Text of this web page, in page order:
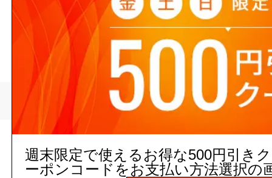
サトーサービ
トップページ > サトーサービス
現在の店舗受注状
週末限定で使えるお得な500円引き
ーポンコードをお支払い方法選択の